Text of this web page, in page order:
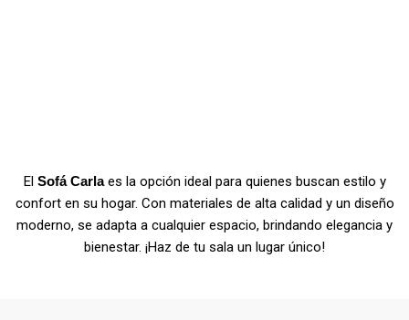
El Sofá Carlaes la opción ideal para quienes buscan estilo y
confort en su hogar. Con materiales de alta calidad y un diseño
moderno, se adapta a cualquier espacio, brindando elegancia y
bienestar. ¡Haz de tu sala un lugar único!